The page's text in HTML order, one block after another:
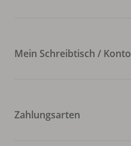
Mein Schreibtisch / Konto
Zahlungsarten